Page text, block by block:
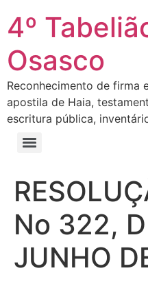
4º
Osasco
Reconhecimento de firma
apostila de Haia,
escritura pública,
No 322,
JUNHO